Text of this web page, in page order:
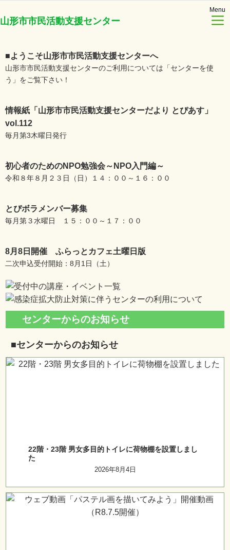
山形市市民活動支援センター
Menu
■ようこそ山形市市民活動支援センターへ
山形市市民活動支援センターのご利用については「センターを使
う」をご覧下さい！
情報紙「山形市市民活動支援センターだより とぴあす」
vol.112
毎月第3木曜日発行
初心者のためのNPO勉強会～NPO入門編～
令和８年８月２３日（日）１４：００～１６：００
とぴボラメンバー募集
毎月第３水曜日 １５：００～１７：００
8月8日開催 ふらっとカフェ土曜日版
二次申込受付開始：8月1日（土）
センターからのお知らせ
■センターからのお知らせ
22階・23階 男女多目的トイレに荷物棚を設置しまし
た
2026年8月4日